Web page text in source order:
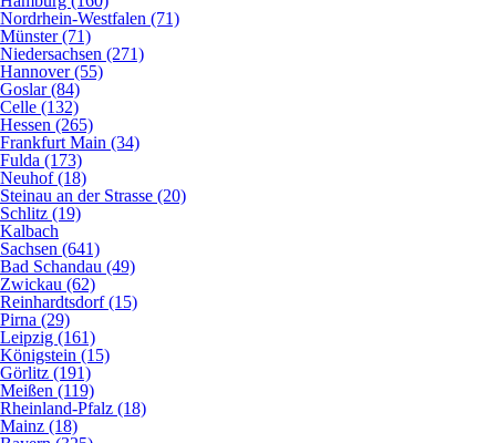
Nordrhein-Westfalen (71)
Münster (71)
Niedersachsen (271)
Hannover (55)
Goslar (84)
Celle (132)
Hessen (265)
Frankfurt Main (34)
Fulda (173)
Neuhof (18)
Steinau an der Strasse (20)
Schlitz (19)
Kalbach
Sachsen (641)
Bad Schandau (49)
Zwickau (62)
Reinhardtsdorf (15)
Pirna (29)
Leipzig (161)
Königstein (15)
Görlitz (191)
Meißen (119)
Rheinland-Pfalz (18)
Mainz (18)